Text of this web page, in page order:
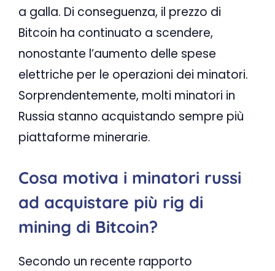
a galla. Di conseguenza, il prezzo di
Bitcoin ha continuato a scendere,
nonostante l’aumento delle spese
elettriche per le operazioni dei minatori.
Sorprendentemente, molti minatori in
Russia stanno acquistando sempre più
piattaforme minerarie.
Cosa motiva i minatori russi
ad acquistare più rig di
mining di Bitcoin?
Secondo un recente rapporto